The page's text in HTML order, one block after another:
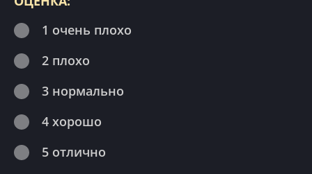
1 очень плохо
2 плохо
3 нормально
4 хорошо
5 отлично